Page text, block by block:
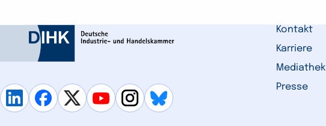
Kontakt
Karriere
Mediathek
Presse